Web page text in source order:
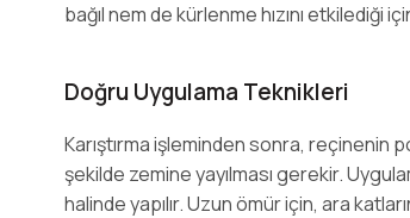
bağıl nem de kürlenme hızını etkilediği
Doğru Uygulama Teknikleri
Karıştırma işleminden sonra, reçinenin
şekilde zemine yayılması gerekir.
halinde yapılır. Uzun ömür için, ara